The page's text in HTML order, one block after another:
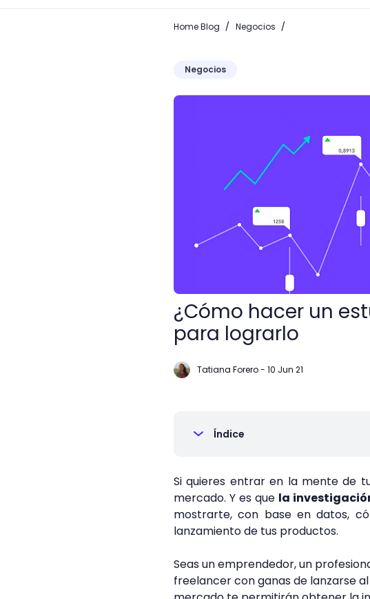
Home Blog / Negocios /
Negocios
¿Cómo hacer un estudio de
¿Cómo hacer un
para lograrlo
Tatiana Forero- 10 Jun 21
Índice
Si quieres entrar en la mente de
mercado. Y es que la
mostrarte, con base en datos,
lanzamiento de tus productos.
Seas un emprendedor, un
freelancer con ganas de lanzarse